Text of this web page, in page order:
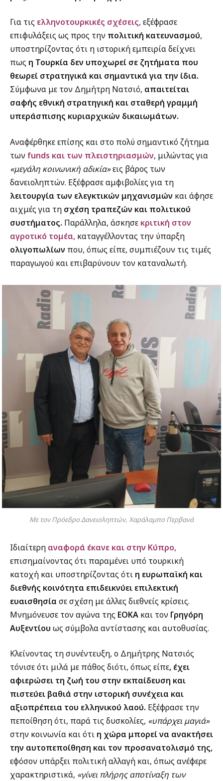
Για τις ελληνοτουρκικές σχέσεις,εξέφρασε
επιφυλάξεις ως προς την πολιτική κατευνασμού,
υποστηρίζοντας ότι η ιστορική εμπειρία δείχνει
πως η Τουρκία δεν υποχωρεί σε ζητήματα που
θεωρεί στρατηγικά και σημαντικά για την ίδια.
Σύμφωνα με τον Δημήτρη Νατσιό, απαιτείται
σαφής εθνική στρατηγική και σταθερή γραμμή
υπεράσπισης κυριαρχικών δικαιωμάτων.
Αναφέρθηκε επίσης και στο πολύ σημαντικό ζήτημα
των funds και των πλειστηριασμών, μιλώντας για
«μεγάλη κοινωνική αδικία»εις βάρος των
δανειοληπτών. Εξέφρασε αμφιβολίες για τη
λειτουργία των ελεγκτικών μηχανισμών και άφησε
αιχμές για τη σχέση τραπεζών και πολιτικού
συστήματος. Παράλληλα, άσκησε κριτική στον
αγροτικό τομέα, καταγγέλλοντας την ύπαρξη
ολιγοπωλίων που, όπως είπε, συμπιέζουν τις τιμές
παραγωγού και επιβαρύνουν τον καταναλωτή.
Με τον Πρόεδρο Δανειοληπτών, Χαράλαμπο Περβανά
Ιδιαίτερη αναφορά έκανε και στην Κύπρο,
επισημαίνοντας ότι παραμένει υπό τουρκική
κατοχή και υποστηρίζοντας ότι η ευρωπαϊκή και
διεθνής κοινότητα επιδεικνύει επιλεκτική
ευαισθησία σε σχέση με άλλες διεθνείς κρίσεις.
Μνημόνευσε τον αγώνα της ΕΟΚΑ και τον Γρηγόρη
Αυξεντίου ως σύμβολα αντίστασης και αυτοθυσίας.
Κλείνοντας τη συνέντευξη, ο Δημήτρης Νατσιός
τόνισε ότι μιλά με πάθος διότι, όπως είπε, έχει
αφιερώσει τη ζωή του στην εκπαίδευση και
πιστεύει βαθιά στην ιστορική συνέχεια και
αξιοπρέπεια του ελληνικού λαού. Εξέφρασε την
πεποίθηση ότι, παρά τις δυσκολίες, «υπάρχει μαγιά»
στην κοινωνία και ότι η χώρα μπορεί να ανακτήσει
την αυτοπεποίθηση και τον προσανατολισμό της,
εφόσον υπάρξει πολιτική αλλαγή και, όπως ανέφερε
χαρακτηριστικά, «γίνει πλήρης αποτίναξη των